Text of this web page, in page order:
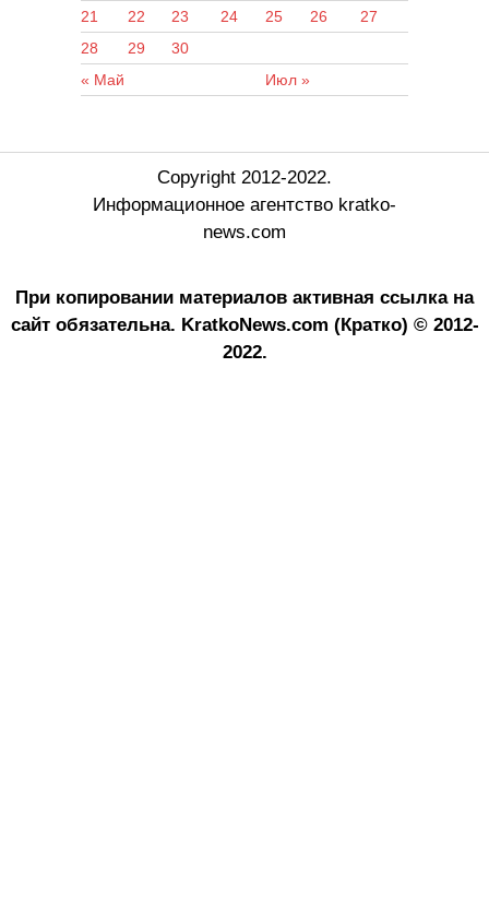
« Май Июл »
21
22 23 24 25 26
27
28
29 30
Copyright 2012-2022.
Информационное агентство kratko-
news.com
При копировании материалов активная ссылка на
сайт обязательна. KratkoNews.com (Кратко) © 2012-
2022.